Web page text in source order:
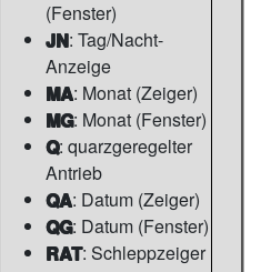
(Fenster)
JN: Tag/Nacht-
Anzeige
MA: Monat (Zeiger)
MG: Monat (Fenster)
Q: quarzgeregelter
Antrieb
QA: Datum (Zeiger)
QG: Datum (Fenster)
RAT: Schleppzeiger